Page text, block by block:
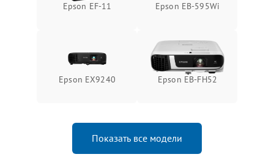
Epson EF-11 Epson EB-595Wi
Epson EX9240 Epson EB-FH52
Показать все модели